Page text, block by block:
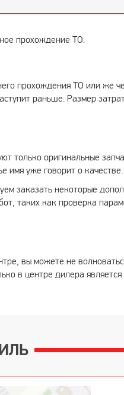
прохождение ТО.
прохождения ТО или же
раньше. Размер
только оригинальные
имя уже говорит о качестве.
заказать некоторые
таких как проверка
вы можете не
в центре дилера